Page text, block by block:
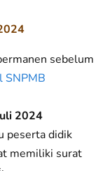
sebelum
SNPMB
2024
peserta didik
memiliki surat